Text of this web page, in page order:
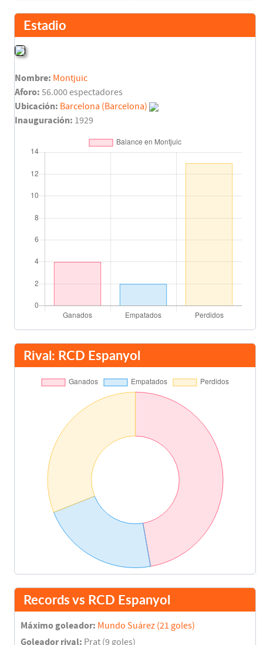
Fabio Aurelio(Falta)
74'
Luque
Morales
Estadio
Nombre: Montjuic
Aforo: 56.000 espectadores
Ubicación: Barcelona (Barcelona)
Inauguración: 1929
Rival: RCD Espanyol
Records vs RCD Espanyol
Máximo goleador: Mundo Suárez (21 goles)
Goleador rival: Prat (9 goles)